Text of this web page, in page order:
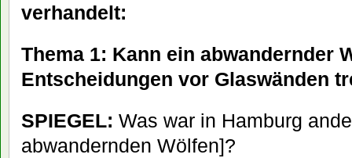
verhandelt:
Thema 1: Kann ein abwandernder
Entscheidungen vor Glaswänden
SPIEGEL: Was war in Hamburg
abwandernden Wölfen]?